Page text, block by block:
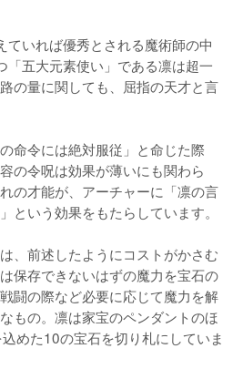
ていれば優秀とされる魔術師の中
「五大元素使い」である凛は超一
の量に関しても、屈指の天才と言
命令には絶対服従」と命じた際
の令呪は効果が薄いにも関わら
の才能が、アーチャーに「凛の言
という効果をもたらしています。
、前述したようにコストがかさむ
保存できないはずの魔力を宝石の
闘の際など必要に応じて魔力を解
もの。凛は家宝のペンダントのほ
めた10の宝石を切り札にしていま